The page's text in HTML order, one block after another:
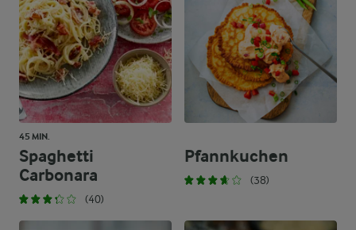
45 MIN.
Spaghetti
Carbonara
(40)
Pfannkuchen
(38)